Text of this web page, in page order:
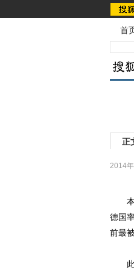
首
正
2014
本
德国
前最
此次